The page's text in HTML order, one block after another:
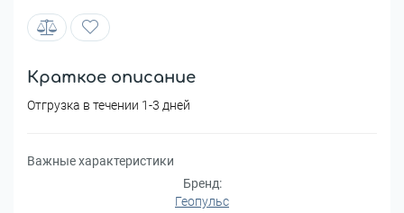
Краткое описание
Отгрузка в течении 1-3 дней
Важные характеристики
Бренд:
Геопульс